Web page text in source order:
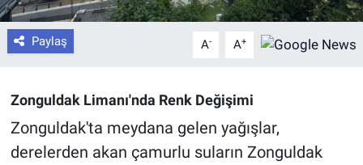
Paylaş A- A+
Zonguldak Limanı'nda Renk Değişimi
Zonguldak'ta meydana gelen yağışlar,
derelerden akan çamurlu suların Zonguldak